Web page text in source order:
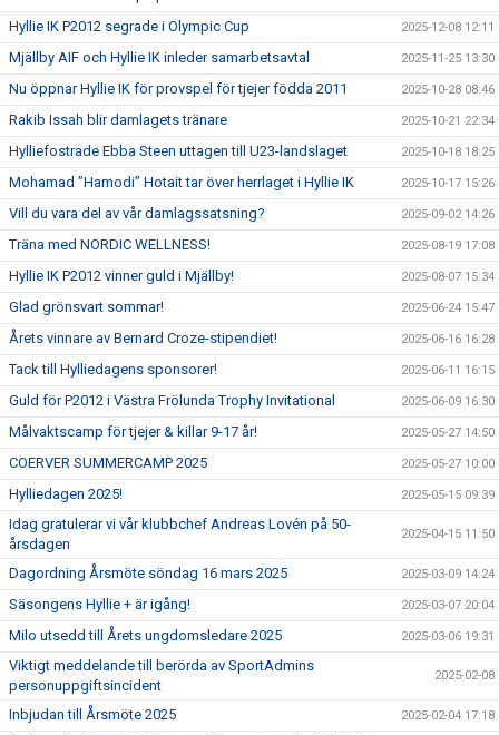
Hyllie IK P2012 segrade i Olympic Cup 2025-12-08 12:11
Mjällby AIF och Hyllie IK inleder samarbetsavtal 2025-11-25 13:30
Nu öppnar Hyllie IK för provspel för tjejer födda 2011 2025-10-28 08:46
Rakib Issah blir damlagets tränare 2025-10-21 22:34
Hylliefostrade Ebba Steen uttagen till U23-landslaget 2025-10-18 18:25
Mohamad ”Hamodi” Hotait tar över herrlaget i Hyllie IK 2025-10-17 15:26
Vill du vara del av vår damlagssatsning? 2025-09-02 14:26
Träna med NORDIC WELLNESS! 2025-08-19 17:08
Hyllie IK P2012 vinner guld i Mjällby! 2025-08-07 15:34
Glad grönsvart sommar! 2025-06-24 15:47
Årets vinnare av Bernard Croze-stipendiet! 2025-06-16 16:28
Tack till Hylliedagens sponsorer! 2025-06-11 16:15
Guld för P2012 i Västra Frölunda Trophy Invitational 2025-06-09 16:30
Målvaktscamp för tjejer & killar 9-17 år! 2025-05-27 14:50
COERVER SUMMERCAMP 2025 2025-05-27 10:00
Hylliedagen 2025! 2025-05-15 09:39
Idag gratulerar vi vår klubbchef Andreas Lovén på 50-
årsdagen
2025-04-15 11:50
Dagordning Årsmöte söndag 16 mars 2025 2025-03-09 14:24
Säsongens Hyllie + är igång! 2025-03-07 20:04
Milo utsedd till Årets ungdomsledare 2025 2025-03-06 19:31
Viktigt meddelande till berörda av SportAdmins
personuppgiftsincident
2025-02-08
Inbjudan till Årsmöte 2025 2025-02-04 17:18